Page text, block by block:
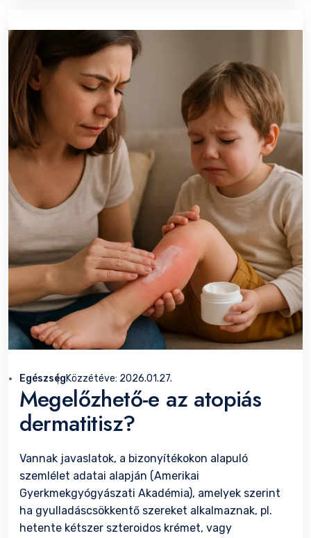
EgészségKözzétéve: 2026.01.27.
Megelőzhető-e az atopiás
dermatitisz?
Vannak javaslatok, a bizonyítékokon alapuló
szemlélet adatai alapján (Amerikai
Gyerkmekgyógyászati Akadémia), amelyek szerint
ha gyulladáscsökkentő szereket alkalmaznak, pl.
hetente kétszer szteroidos krémet, vagy